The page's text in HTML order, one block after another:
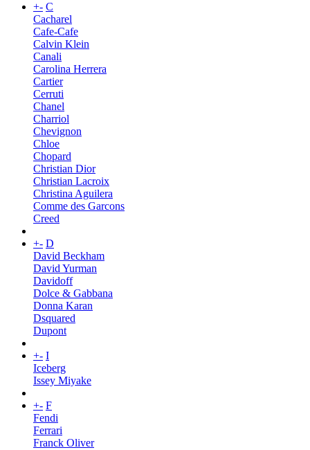
+- C
Cacharel
Cafe-Cafe
Calvin Klein
Canali
Carolina Herrera
Cartier
Cerruti
Chanel
Charriol
Chevignon
Chloe
Chopard
Christian Dior
Christian Lacroix
Christina Aguilera
Comme des Garcons
Creed
+- D
David Beckham
David Yurman
Davidoff
Dolce & Gabbana
Donna Karan
Dsquared
Dupont
+- I
Iceberg
Issey Miyake
+- F
Fendi
Ferrari
Franck Oliver